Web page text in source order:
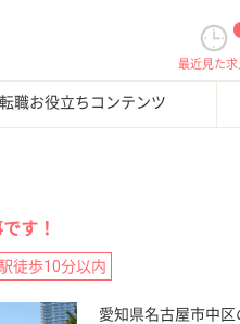
最近見た求
転職お役立ちコンテンツ
す！
駅徒歩10分以内
愛知県名古屋市中